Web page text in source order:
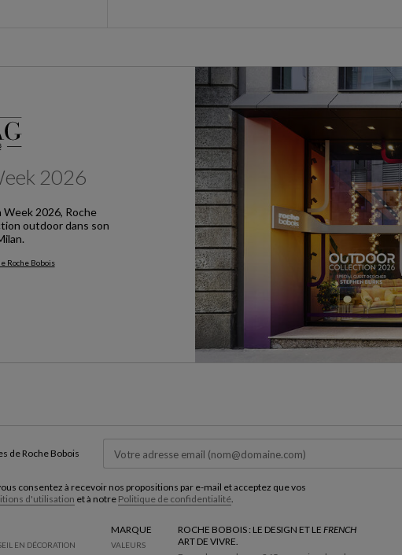
2026
Week 2026, Roche
outdoor dans son
Roche Bobois
Week 2026
de Roche Bobois
consentez à recevoir nos propositions par e-mail et acceptez que vos
d'utilisation et à notre Politique de confidentialité
EN DÉCORATION
MARQUE
VALEURS
ROCHE BOBOIS : LE DESIGN ET LE FRENCH
ART DE VIVRE.